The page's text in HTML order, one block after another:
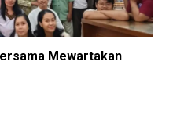
Mewartakan